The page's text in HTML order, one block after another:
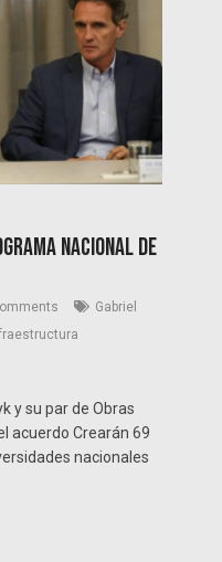
Nacional de
Gabriel
y su par de Obras
acuerdo Crearán 69
nacionales